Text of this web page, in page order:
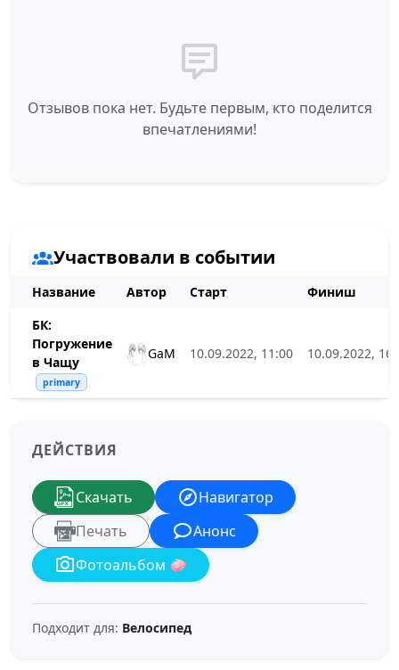
Отзывов пока нет. Будьте первым, кто поделится
впечатлениями!
Участвовали в событии
Название Автор Старт
Финиш
БК:
Погружение
в Чащу
primary
GaM 10.09.2022, 11:00 10.09.2022,
ДЕЙСТВИЯ
Скачать
Навигатор
Печать
Анонс
Фотоальбом 🧼
Подходит для: Велосипед